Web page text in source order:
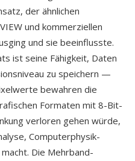
der ähnlichen
und kommerziellen
und sie beeinflusste.
ist seine Fähigkeit, Daten
zu speichern —
bewahren die
Formaten mit 8-Bit-
verloren gehen würde,
Computerphysik-
Die Mehrband-